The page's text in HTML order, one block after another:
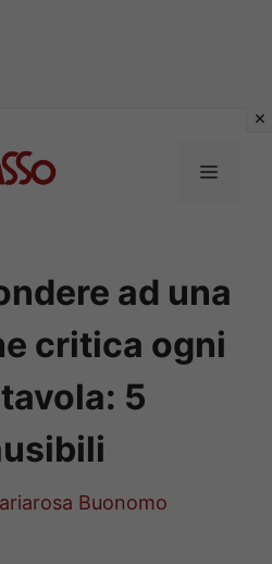
MENU
ad una
critica ogni
5
Buonomo